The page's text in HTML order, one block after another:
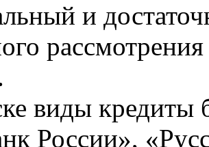
и
виды кредиты
России»,